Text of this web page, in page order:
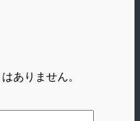
ありません。